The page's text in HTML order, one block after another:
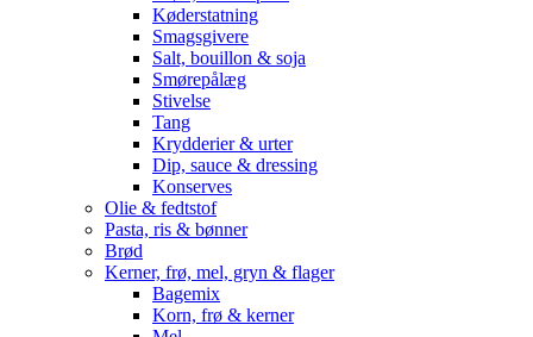
Køderstatning
Smagsgivere
Salt, bouillon & soja
Smørepålæg
Stivelse
Tang
Krydderier & urter
Dip, sauce & dressing
Konserves
Olie & fedtstof
Pasta, ris & bønner
Brød
Kerner, frø, mel, gryn & flager
Bagemix
Korn, frø & kerner